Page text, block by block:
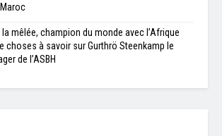
mêlée, champion du monde avec l’Afrique
choses à savoir sur Gurthrö Steenkamp le
de l’ASBH